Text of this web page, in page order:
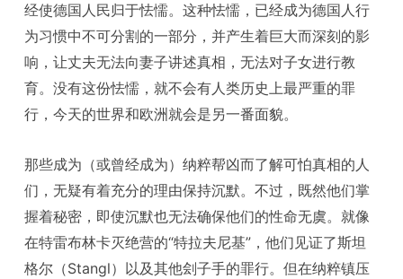
经使德国人民归于怯懦。这种怯懦，已经成为德国人行
为习惯中不可分割的一部分，并产生着巨大而深刻的影
响，让丈夫无法向妻子讲述真相，无法对子女进行教
育。没有这份怯懦，就不会有人类历史上最严重的罪
行，今天的世界和欧洲就会是另一番面貌。
那些成为（或曾经成为）纳粹帮凶而了解可怕真相的人
们，无疑有着充分的理由保持沉默。不过，既然他们掌
握着秘密，即使沉默也无法确保他们的性命无虞。就像
在特雷布林卡灭绝营的“特拉夫尼基”，他们见证了斯坦
格尔（Stangl）以及其他刽子手的罪行。但在纳粹镇压